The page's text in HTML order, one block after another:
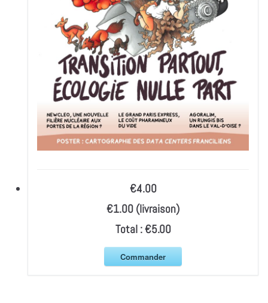
€4.00
€1.00 (livraison)
Total :€5.00
Commander